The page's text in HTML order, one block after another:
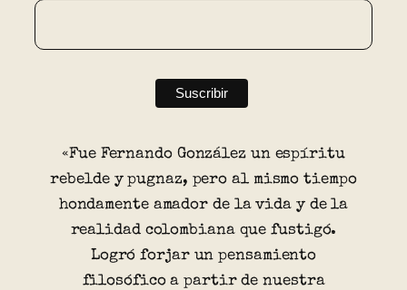
«Fue Fernando González un espíritu
rebelde y pugnaz, pero al mismo tiempo
hondamente amador de la vida y de la
realidad colombiana que fustigó.
Logró forjar un pensamiento
filosófico a partir de nuestra